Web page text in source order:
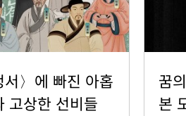
〉에 빠진 아홉
고상한 선비들
꿈
본